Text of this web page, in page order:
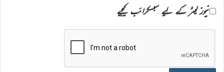
نیوز لیٹر کے لیے سبسکرائب کیجیے